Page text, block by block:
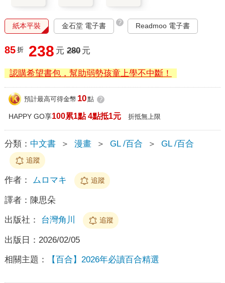
紙本平裝 金石堂 電子書 ? Readmoo 電子書
85 折 238 元 280 元
認購希望書包，幫助弱勢孩童上學不中斷！
預計最高可得金幣 10點 ?
HAPPY GO享100累1點 4點抵1元 折抵無上限
分類： 中文書 ＞ 漫畫 ＞ GL /百合 ＞ GL /百合
追蹤
作者： ムロマキ 追蹤
譯者： 陳思朵
出版社： 台灣角川 追蹤
出版日： 2026/02/05
相關主題： 【百合】2026年必讀百合精選